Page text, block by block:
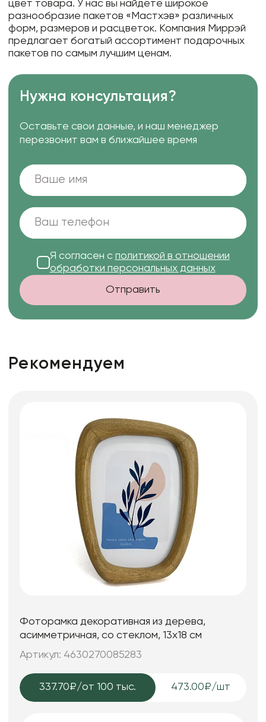
цвет товара. У нас вы найдете широкое
разнообразие пакетов «Мастхэв» различных
форм, размеров и расцветок. Компания Миррэй
предлагает богатый ассортимент подарочных
пакетов по самым лучшим ценам.
Нужна консультация?
Оставьте свои данные, и наш менеджер
перезвонит вам в ближайшее время
Я согласен с политикой в отношении
обработки персональных данных
Отправить
Рекомендуем
Фоторамка декоративная из дерева,
асимметричная, со стеклом, 13x18 см
Артикул: 4630270085283
337.70₽/от 100 тыс. 473.00₽/шт